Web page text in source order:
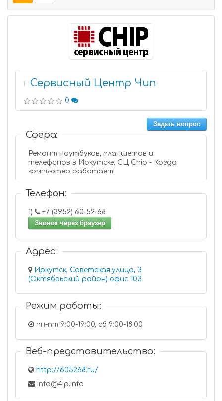
1 Сервисный Центр Чип
0
Задать вопрос
Сфера:
Ремонт ноутбуков, планшетов и
телефонов в Иркутске. СЦ Chip - Когда
компьютер работает!
Телефон:
1)
+7 (3952) 60-52-68
Звонок через браузер
Адрес:
Иркутск, Советская улица, 3
(Октябрьский район) офис 103
Режим работы:
пн-пт 9:00-19:00, сб 9:00-18:00
Веб-представительство:
http://605268.ru/
info@4ip.info